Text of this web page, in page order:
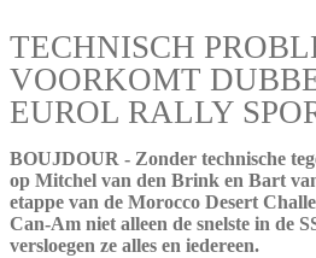
TECHNISCH
VOORKOMT
EUROL RALLY
BOUJDOUR - Zonder technische
op Mitchel van den Brink en Bart
etappe van de Morocco Desert
Can-Am niet alleen de snelste in de
versloegen ze alles en iedereen.